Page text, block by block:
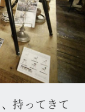
持ってきて